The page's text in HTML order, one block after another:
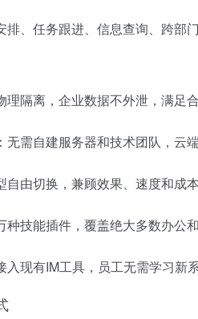
排、任务跟进、信息查询、跨部
理隔离，企业数据不外泄，满足
：无需自建服务器和技术团队，云
自由切换，兼顾效果、速度和成本
种技能插件，覆盖绝大多数办公
入现有IM工具，员工无需学习新